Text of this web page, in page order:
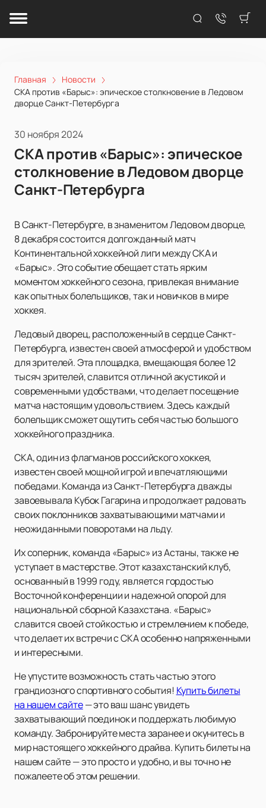
Главная
Новости
СКА против «Барыс»: эпическое столкновение в Ледовом
дворце Санкт-Петербурга
30 ноября 2024
СКА против «Барыс»: эпическое
столкновение в Ледовом дворце
Санкт-Петербурга
В Санкт-Петербурге, в знаменитом Ледовом дворце,
8 декабря состоится долгожданный матч
Континентальной хоккейной лиги между СКА и
«Барыс». Это событие обещает стать ярким
моментом хоккейного сезона, привлекая внимание
как опытных болельщиков, так и новичков в мире
хоккея.
Ледовый дворец, расположенный в сердце Санкт-
Петербурга, известен своей атмосферой и удобством
для зрителей. Эта площадка, вмещающая более 12
тысяч зрителей, славится отличной акустикой и
современными удобствами, что делает посещение
матча настоящим удовольствием. Здесь каждый
болельщик сможет ощутить себя частью большого
хоккейного праздника.
СКА, один из флагманов российского хоккея,
известен своей мощной игрой и впечатляющими
победами. Команда из Санкт-Петербурга дважды
завоевывала Кубок Гагарина и продолжает радовать
своих поклонников захватывающими матчами и
неожиданными поворотами на льду.
Их соперник, команда «Барыс» из Астаны, также не
уступает в мастерстве. Этот казахстанский клуб,
основанный в 1999 году, является гордостью
Восточной конференции и надежной опорой для
национальной сборной Казахстана. «Барыс»
славится своей стойкостью и стремлением к победе,
что делает их встречи с СКА особенно напряженными
и интересными.
Не упустите возможность стать частью этого
грандиозного спортивного события! Купить билеты
на нашем сайте— это ваш шанс увидеть
захватывающий поединок и поддержать любимую
команду. Забронируйте места заранее и окунитесь в
мир настоящего хоккейного драйва. Купить билеты на
нашем сайте — это просто и удобно, и вы точно не
пожалеете об этом решении.